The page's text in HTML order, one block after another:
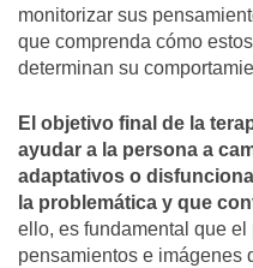
monitorizar sus
que comprenda cómo
determinan su
El objetivo final de la
ayudar a la persona a
adaptativos o
la problemática y que
ello, es fundamental que
pensamientos e imágenes